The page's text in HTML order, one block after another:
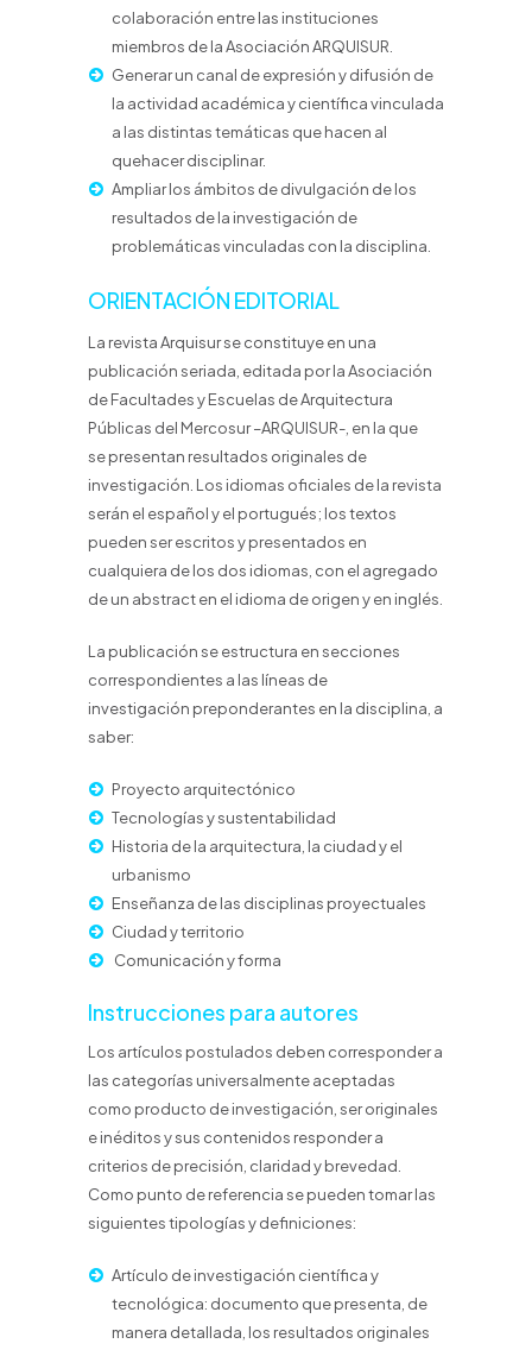
colaboración entre las instituciones
miembros de laAsociación ARQUISUR.
Generar un canal de expresión y difusión de
la actividad académica y científica vinculada
a las distintas temáticas que hacen al
quehacer disciplinar.
Ampliar los ámbitos de divulgación de los
resultados de la investigación de
problemáticasvinculadas con la disciplina.
ORIENTACIÓN EDITORIAL
La revista Arquisur se constituye en una
publicación seriada, editada por la Asociación
de Facultades y Escuelas de Arquitectura
Públicas del Mercosur –ARQUISUR-, en la que
se presentan resultados originales de
investigación. Los idiomas oficiales de la revista
serán el español y el portugués; los textos
pueden ser escritos y presentados en
cualquiera de los dos idiomas, con el agregado
de un abstract en el idioma de origen y en inglés.
La publicación se estructura en secciones
correspondientes a las líneas de
investigación preponderantes en la disciplina, a
saber:
Proyecto arquitectónico
Tecnologías y sustentabilidad
Historia de la arquitectura, la ciudad y el
urbanismo
Enseñanza de las disciplinas proyectuales
Ciudad y territorio
Comunicación y forma
Instrucciones para autores
Los artículos postulados deben corresponder a
las categorías universalmente aceptadas
como producto de investigación, ser originales
e inéditos y sus contenidos responder a
criterios de precisión, claridad y brevedad.
Como punto de referencia se pueden tomar las
siguientes tipologías y definiciones:
Artículo de investigación científica y
tecnológica: documento que presenta, de
manera detallada, los resultados originales